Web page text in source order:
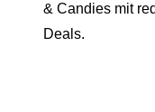
& Candies mit
Deals.